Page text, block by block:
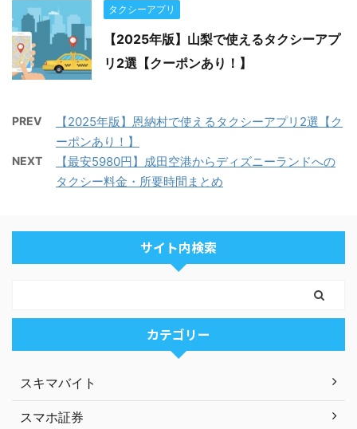
タクシーアプリ
【2025年版】山梨で使えるタクシーアプ
リ2選【クーポンあり！】
PREV
【2025年版】恩納村で使えるタクシーアプリ2選【ク
ーポンあり！】
NEXT
【最安5980円】成田空港からディズニーランドへの
タクシー料金・所要時間まとめ
サイト内検索
カテゴリー
スキマバイト
スマホ証券